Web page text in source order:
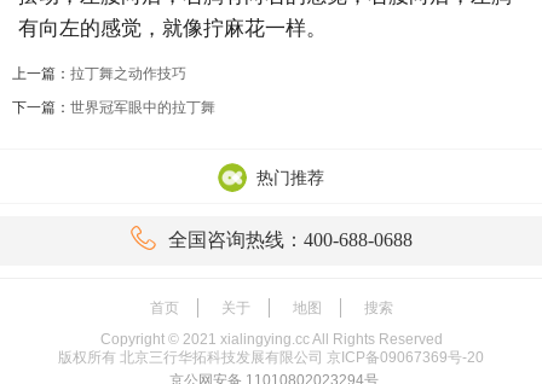
有向左的感觉，就像拧麻花一样。
上一篇： 拉丁舞之动作技巧
下一篇： 世界冠军眼中的拉丁舞
热门推荐
 全国咨询热线：400-688-0688
首页 关于 地图
搜索
Copyright © 2021 xialingying.cc All Rights Reserved
版权所有 北京三行华拓科技发展有限公司 京ICP备09067369号-20
京公网安备 11010802023294号